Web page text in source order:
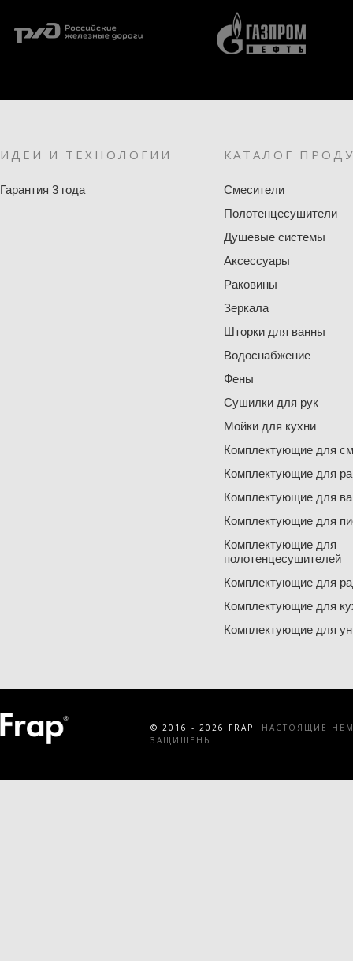
ИДЕИ И ТЕХНОЛОГИИ
Гарантия 3 года
КАТАЛОГ
Смесители
Полотенцесушители
Душевые системы
Аксессуары
Раковины
Зеркала
Шторки для ванны
Водоснабжение
Фены
Сушилки для рук
Мойки для кухни
Комплектующие для
Комплектующие для
Комплектующие для
Комплектующие для
Комплектующие для
полотенцесушителей
Комплектующие для
Комплектующие для
Комплектующие для
© 2016 - 2026 FRAP.
НАСТОЯЩИЕ
ЗАЩИЩЕНЫ